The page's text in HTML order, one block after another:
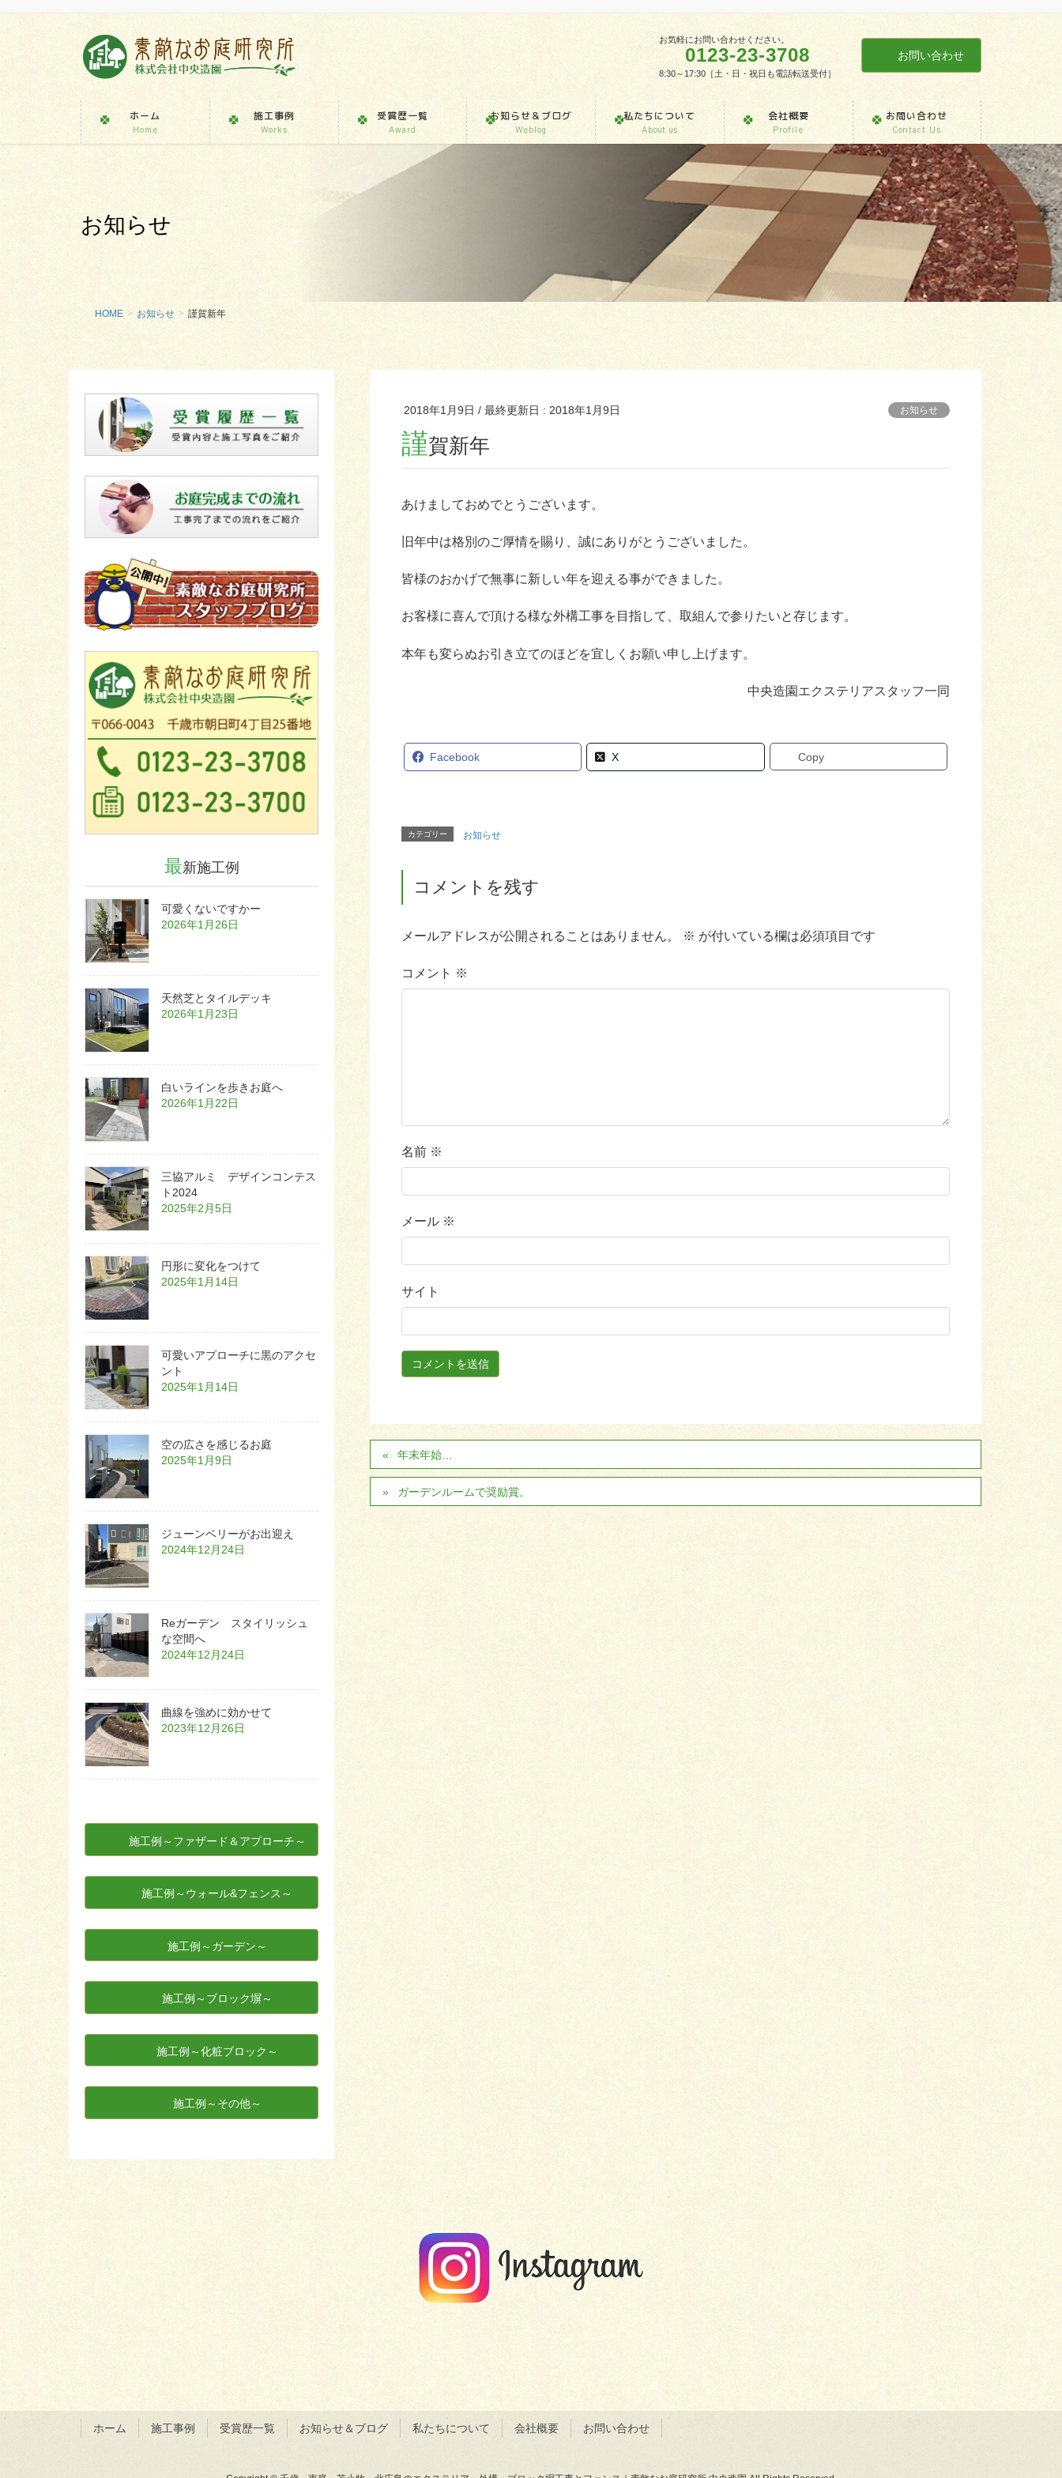
お気軽にお問い合わせください。
0123-23-3708
8:30～17:30［土・日・祝日も電話転送受付］
お問い合わせ
ホーム
Home
施工事例
Works
受賞歴一覧
Award
お知らせ＆ブログ
Weblog
私たちについて
About us
会社概要
Profile
お問い合わせ
Contact Us
お知らせ
HOME お知らせ 謹賀新年
2018年1月9日 / 最終更新日 : 2018年1月9日 お知らせ
謹賀新年
あけましておめでとうございます。
旧年中は格別のご厚情を賜り、誠にありがとうございました。
皆様のおかげで無事に新しい年を迎える事ができました。
お客様に喜んで頂ける様な外構工事を目指して、取組んで参りたいと存じます。
本年も変らぬお引き立てのほどを宜しくお願い申し上げます。
中央造園エクステリアスタッフ一同
Facebook X Copy
カテゴリー お知らせ
コメントを残す
メールアドレスが公開されることはありません。 ※ が付いている欄は必須項目です
コメント ※
名前 ※
メール ※
サイト
年末年始…
ガーデンルームで奨励賞。
最新施工例
可愛くないですかー
2026年1月26日
天然芝とタイルデッキ
2026年1月23日
白いラインを歩きお庭へ
2026年1月22日
三協アルミ デザインコンテス
ト2024
2025年2月5日
円形に変化をつけて
2025年1月14日
可愛いアプローチに黒のアクセ
ント
2025年1月14日
空の広さを感じるお庭
2025年1月9日
ジューンベリーがお出迎え
2024年12月24日
Reガーデン スタイリッシュ
な空間へ
2024年12月24日
曲線を強めに効かせて
2023年12月26日
施工例～ファザード＆アプローチ～
施工例～ウォール&フェンス～
施工例～ガーデン～
施工例～ブロック塀～
施工例～化粧ブロック～
施工例～その他～
ホーム 施工事例 受賞歴一覧 お知らせ＆ブログ 私たちについて 会社概要 お問い合わせ